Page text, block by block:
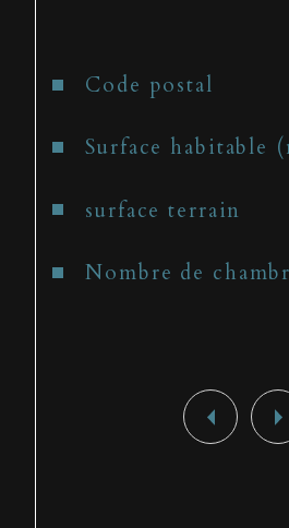
Caractéristiques Valeurs
Code postal
Surface habitable
surface terrain
Nombre de